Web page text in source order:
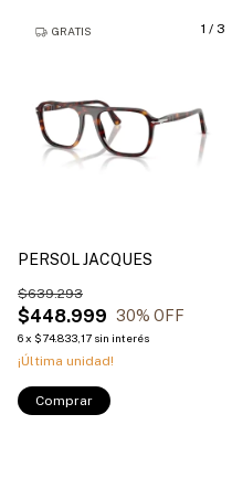
1 / 3
GRATIS
PERSOL JACQUES
$448.999
$639.293
30% OFF
6x $74.833,17 sin interés
¡Última unidad!
Comprar